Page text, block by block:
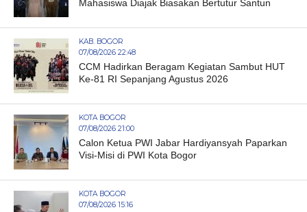
Mahasiswa Diajak Biasakan Bertutur Santun
KAB. BOGOR
07/08/2026 22:48
CCM Hadirkan Beragam Kegiatan Sambut HUT
Ke-81 RI Sepanjang Agustus 2026
KOTA BOGOR
07/08/2026 21:00
Calon Ketua PWI Jabar Hardiyansyah Paparkan
Visi-Misi di PWI Kota Bogor
KOTA BOGOR
07/08/2026 15:16